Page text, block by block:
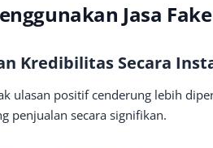
Jasa
Kredibilitas Secara
ulasan positif cenderung lebih
penjualan secara signifikan.